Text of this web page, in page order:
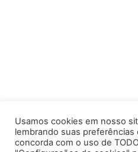
Usamos cookies em nosso
lembrando suas preferências
concorda com o uso de